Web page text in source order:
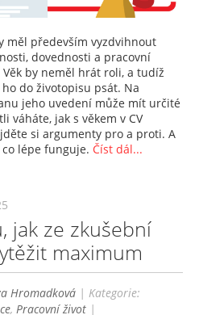
měl především vyzdvihnout
dovednosti a pracovní
by neměl hrát roli, a tudíž
do životopisu psát. Na
jeho uvedení může mít určité
váháte, jak s věkem v CV
si argumenty pro a proti. A
co lépe funguje. Číst dál...
jak ze zkušební
maximum
Hromadková | Kategorie:
,Pracovní život |